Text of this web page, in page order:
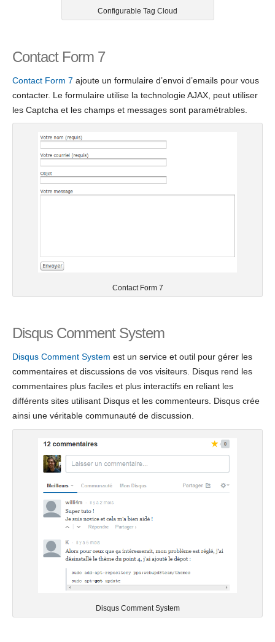
Configurable Tag Cloud
Contact Form 7
Contact Form 7 ajoute un formulaire d’envoi d’emails pour vous
contacter. Le formulaire utilise la technologie AJAX, peut utiliser
les Captcha et les champs et messages sont paramétrables.
Contact Form 7
Disqus Comment System
Disqus Comment System est un service et outil pour gérer les
commentaires et discussions de vos visiteurs. Disqus rend les
commentaires plus faciles et plus interactifs en reliant les
différents sites utilisant Disqus et les commenteurs. Disqus crée
ainsi une véritable communauté de discussion.
Disqus Comment System